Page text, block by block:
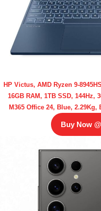
HP Victus, AMD Ryzen 9-
16GB RAM, 1TB SSD, 144Hz,
M365 Office 24, Blue,
Buy Now